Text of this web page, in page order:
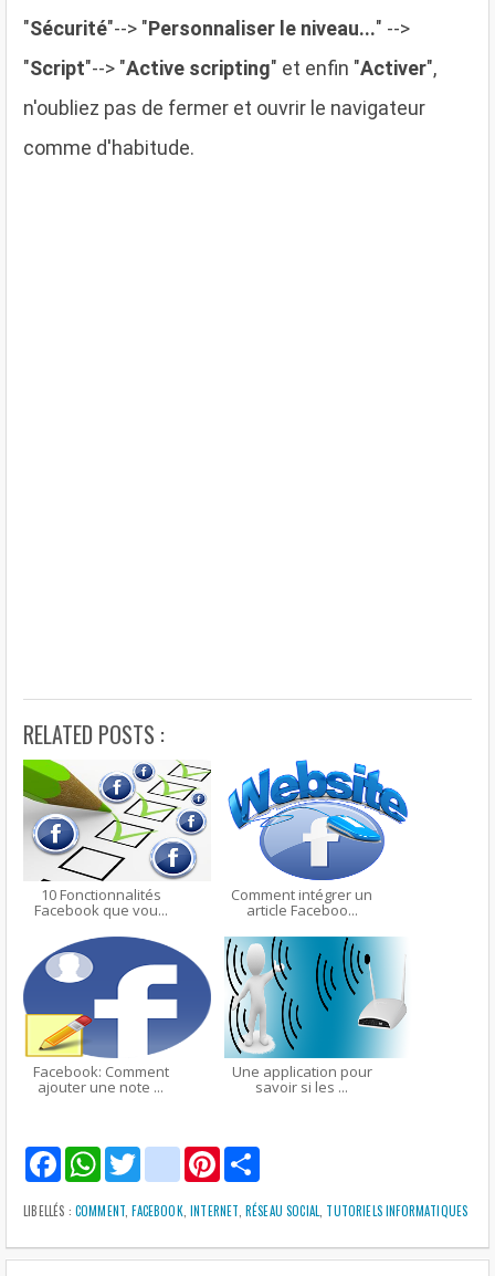
"Sécurité"--> "Personnaliser le niveau..." -->
"Script"--> "Active scripting" et enfin "Activer",
n'oubliez pas de fermer et ouvrir le navigateur
comme d'habitude.
RELATED POSTS :
10 Fonctionnalités
Facebook que vou...
Comment intégrer un
article Faceboo...
Facebook: Comment
ajouter une note ...
Une application pour
savoir si les ...
F
a
c
e
o
o
W
h
a
t
A
p
T
t
e
r
g
m
a
i
l
P
i
n
t
r
e
r
LIBELLÉS : COMMENT,FACEBOOK,INTERNET, RÉSEAU SOCIAL, TUTORIELS INFORMATIQUES